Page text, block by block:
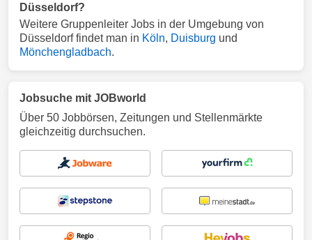
Düsseldorf?
Weitere Gruppenleiter Jobs in der Umgebung von
Düsseldorf findet man in Köln, Duisburg und
Mönchengladbach.
Jobsuche mit JOBworld
Über 50 Jobbörsen, Zeitungen und Stellenmärkte
gleichzeitig durchsuchen.